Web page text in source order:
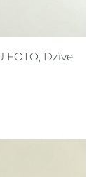
FOTO, Dzīve